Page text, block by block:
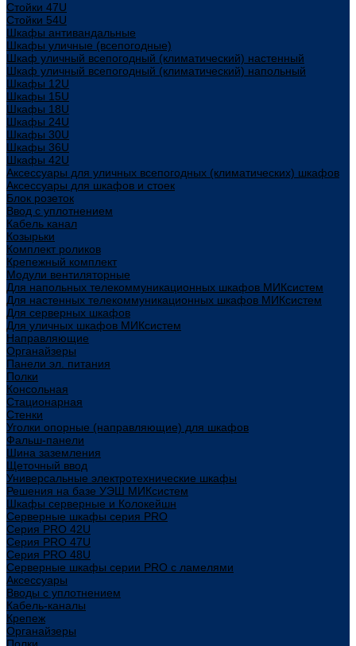
Стойки 47U
Стойки 54U
Шкафы антивандальные
Шкафы уличные (всепогодные)
Шкаф уличный всепогодный (климатический) настенный
Шкаф уличный всепогодный (климатический) напольный
Шкафы 12U
Шкафы 15U
Шкафы 18U
Шкафы 24U
Шкафы 30U
Шкафы 36U
Шкафы 42U
Аксессуары для уличных всепогодных (климатических) шкафов
Аксессуары для шкафов и стоек
Блок розеток
Ввод с уплотнением
Кабель канал
Козырьки
Комплект роликов
Крепежный комплект
Модули вентиляторные
Для напольных телекоммуникационных шкафов МИКсистем
Для настенных телекоммуникационных шкафов МИКсистем
Для серверных шкафов
Для уличных шкафов МИКсистем
Направляющие
Органайзеры
Панели эл. питания
Полки
Консольная
Стационарная
Стенки
Уголки опорные (направляющие) для шкафов
Фальш-панели
Шина заземления
Щеточный ввод
Универсальные электротехнические шкафы
Решения на базе УЭШ МИКсистем
Шкафы серверные и Колокейшн
Серверные шкафы серия PRO
Серия PRO 42U
Серия PRO 47U
Серия PRO 48U
Серверные шкафы серии PRO с ламелями
Аксессуары
Вводы с уплотнением
Кабель-каналы
Крепеж
Органайзеры